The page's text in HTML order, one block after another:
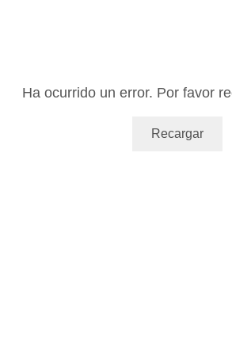
Ha ocurrido un error. Por favor
Recargar